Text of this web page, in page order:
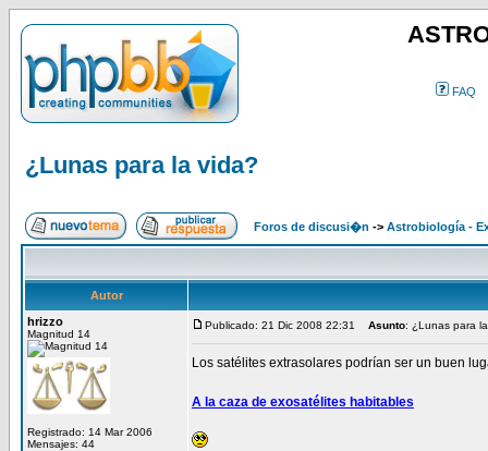
FAQ
¿Lunas para la vida?
Foros de discusi�n -> Astrobiología -
Autor
hrizzo
Magnitud 14
Registrado: 14 Mar 2006
Mensajes: 44
Publicado: 21 Dic 2008 22:31 Asunto: ¿Lunas para
Los satélites extrasolares podrían ser un buen
A la caza de exosatélites habitables